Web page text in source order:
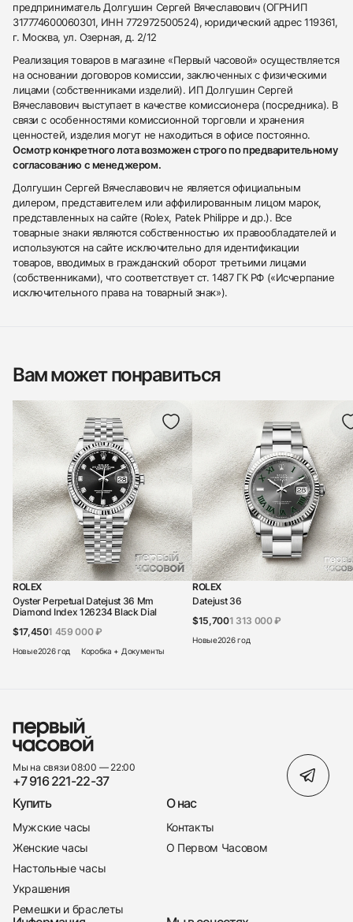
предприниматель Долгушин Сергей Вячеславович (ОГРНИП
317774600060301, ИНН 772972500524), юридический адрес 119361,
г. Москва, ул. Озерная, д. 2/12
Реализация товаров в магазине «Первый часовой» осуществляется
на основании договоров комиссии, заключенных с физическими
лицами (собственниками изделий). ИП Долгушин Сергей
Вячеславович выступает в качестве комиссионера (посредника). В
связи с особенностями комиссионной торговли и хранения
ценностей, изделия могут не находиться в офисе постоянно.
Осмотр конкретного лота возможен строго по предварительному
согласованию с менеджером.
Долгушин Сергей Вячеславович не является официальным
дилером, представителем или аффилированным лицом марок,
представленных на сайте (Rolex, Patek Philippe и др.). Все
товарные знаки являются собственностью их правообладателей и
используются на сайте исключительно для идентификации
товаров, вводимых в гражданский оборот третьими лицами
(собственниками), что соответствует ст. 1487 ГК РФ («Исчерпание
исключительного права на товарный знак»).
Вам может понравиться
ROLEX
Oyster Perpetual Datejust 36 Mm
Diamond Index 126234 Black Dial
$17,4501 459 000 ₽
Новые2026 год Коробка + Документы
ROLEX
Datejust 36
$15,7001 313 000 ₽
Новые2026 год
Мы на связи 08:00 — 22:00
+7 916 221-22-37
Купить
Мужские часы
Женские часы
Настольные часы
Украшения
Ремешки и браслеты
О нас
Контакты
О Первом Часовом